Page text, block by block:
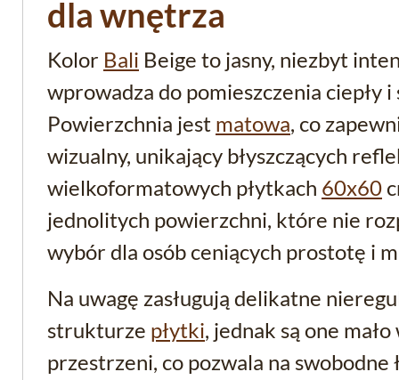
dla wnętrza
Kolor Bali Beige to jasny, niezbyt
wprowadza do pomieszczenia ciepły
Powierzchnia jest matowa, co
wizualny, unikający błyszczących
wielkoformatowych płytkach 60x60
jednolitych powierzchni, które nie
wybór dla osób ceniących prostotę i
Na uwagę zasługują delikatne
strukturze płytki, jednak są one
przestrzeni, co pozwala na swobodne